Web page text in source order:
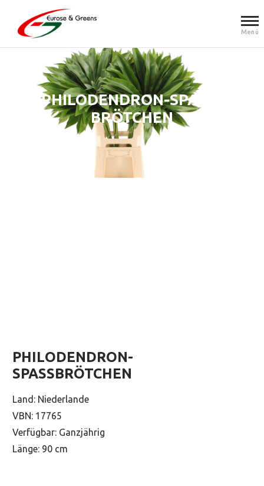
Menü
PHILODENDRON-SPASS-B
RÖTCHEN
PHILODENDRON-
SPASSBRÖTCHEN
Land: Niederlande
VBN: 17765
Verfügbar: Ganzjährig
Länge: 90 cm